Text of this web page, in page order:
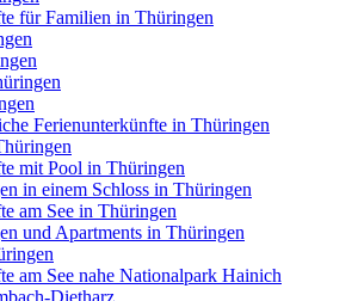
für Familien in Thüringen
Ferienunterkünfte in Thüringen
mit Pool in Thüringen
in einem Schloss in Thüringen
am See in Thüringen
und Apartments in Thüringen
am See nahe Nationalpark Hainich
Dietharz